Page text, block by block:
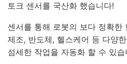
토크 센서를 국산화 했습니다!
센서를 통해 로봇의 보다 정확한
제조, 반도체, 헬스케어 등 다양
섬세한 작업을 자동화 할 수 있습